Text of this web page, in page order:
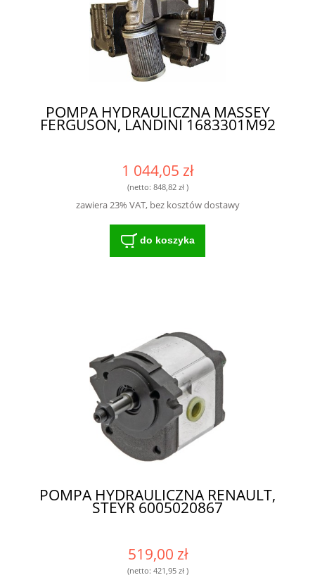
POMPA HYDRAULICZNA MASSEY
FERGUSON, LANDINI 1683301M92
1 044,05 zł
(netto: 848,82 zł)
zawiera 23% VAT, bez kosztów dostawy
do koszyka
POMPA HYDRAULICZNA RENAULT,
STEYR 6005020867
519,00 zł
(netto: 421,95 zł)